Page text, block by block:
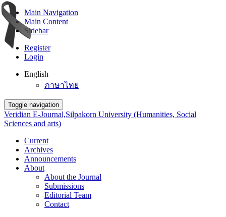
Main Navigation
Main Content
Sidebar
Register
Login
English
ภาษาไทย
Toggle navigation
Veridian E-Journal,Silpakorn University (Humanities, Social
Sciences and arts)
Current
Archives
Announcements
About
About the Journal
Submissions
Editorial Team
Contact